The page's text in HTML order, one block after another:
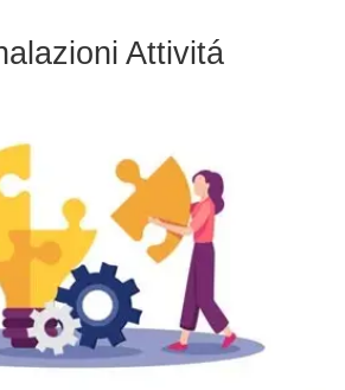
Attivitá